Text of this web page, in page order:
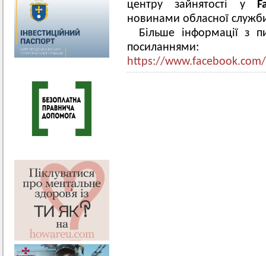
центру зайнятості у
новинами обласної
Більше інформації з
https://